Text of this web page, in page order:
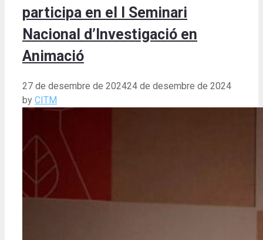
participa en el I Seminari
Nacional d’Investigació en
Animació
27 de desembre de 202424 de desembre de 2024
by CITM